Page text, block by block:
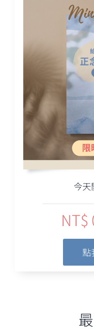
今天
NT$
點